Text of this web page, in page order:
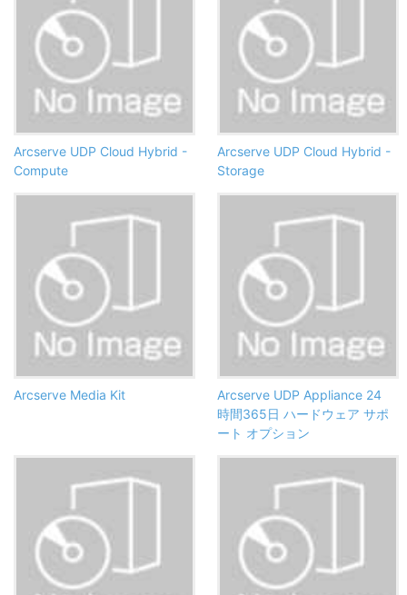
Arcserve UDP Cloud Hybrid -
Compute
Arcserve UDP Cloud Hybrid -
Storage
Arcserve Media Kit
Arcserve UDP Appliance 24
時間365日 ハードウェア サポ
ート オプション